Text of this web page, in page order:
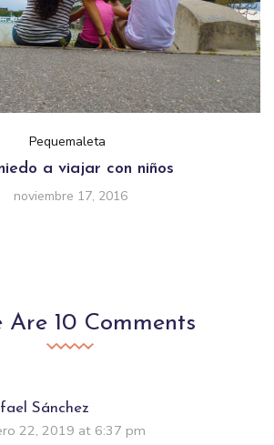
Pequemaleta
a viajar con niños
noviembre 17, 2016
Are 10 Comments
Sánchez
22, 2019 at 6:37 pm